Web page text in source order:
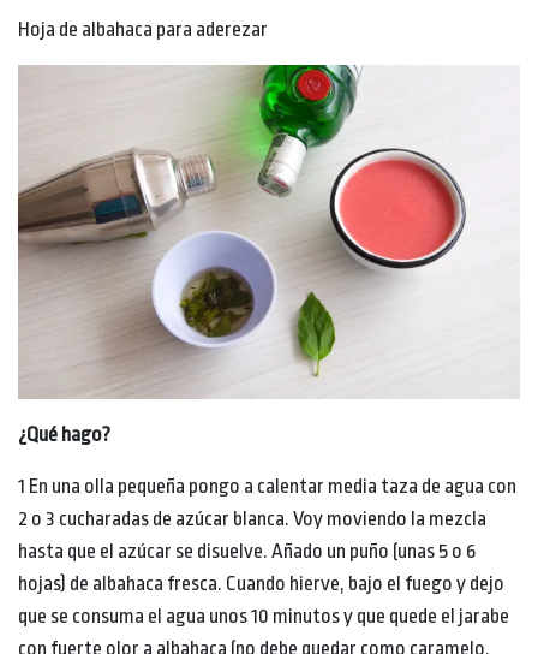
Hoja de albahaca para aderezar
¿Qué hago?
1 En una olla pequeña pongo a calentar media taza de agua con
2 o 3 cucharadas de azúcar blanca. Voy moviendo la mezcla
hasta que el azúcar se disuelve. Añado un puño (unas 5 o 6
hojas) de albahaca fresca. Cuando hierve, bajo el fuego y dejo
que se consuma el agua unos 10 minutos y que quede el jarabe
con fuerte olor a albahaca (no debe quedar como caramelo,